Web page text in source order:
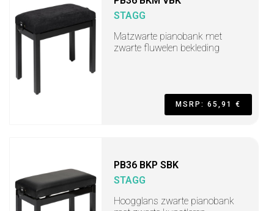
STAGG
Matzwarte pianobank met
zwarte fluwelen bekleding
MSRP: 65,91 €
PB36 BKP SBK
STAGG
Hoogglans zwarte pianobank